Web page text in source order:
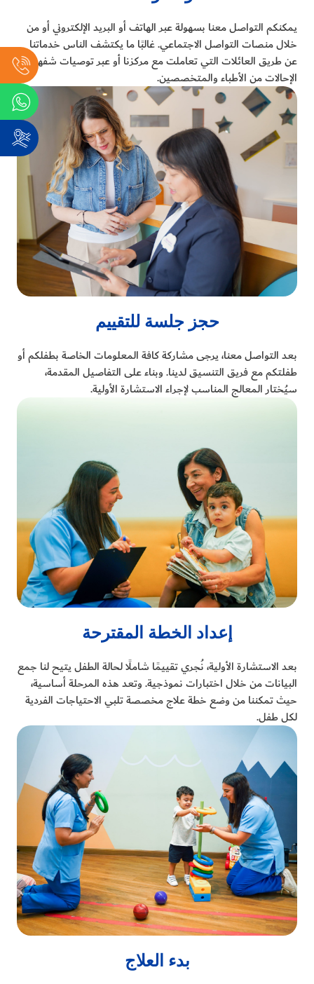
يمكنكم التواصل معنا بسهولة عبر الهاتف أو البريد الإلكتروني أو من
خلال منصات التواصل الاجتماعي. غالبًا ما يكتشف الناس خدماتنا
عن طريق العائلات التي تعاملت مع مركزنا أو عبر توصيات شفهية أو
الإحالات من الأطباء والمتخصصين.
حجز جلسة للتقييم
بعد التواصل معنا، يرجى مشاركة كافة المعلومات الخاصة بطفلكم أو
طفلتكم مع فريق التنسيق لدينا. وبناء على التفاصيل المقدمة،
سيُختار المعالج المناسب لإجراء الاستشارة الأولية.
إعداد الخطة المقترحة
بعد الاستشارة الأولية، نُجري تقييمًا شاملًا لحالة الطفل يتيح لنا جمع
البيانات من خلال اختبارات نموذجية. وتعد هذه المرحلة أساسية،
حيث تمكننا من وضع خطة علاج مخصصة تلبي الاحتياجات الفردية
لكل طفل.
بدء العلاج